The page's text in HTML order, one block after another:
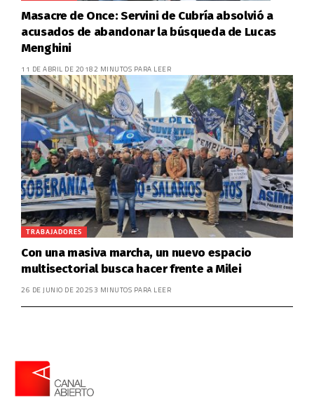
Masacre de Once: Servini de Cubría absolvió a
acusados de abandonar la búsqueda de Lucas
Menghini
11 DE ABRIL DE 20182 MINUTOS PARA LEER
TRABAJADORES
Con una masiva marcha, un nuevo espacio
multisectorial busca hacer frente a Milei
26 DE JUNIO DE 2025 3 MINUTOS PARA LEER